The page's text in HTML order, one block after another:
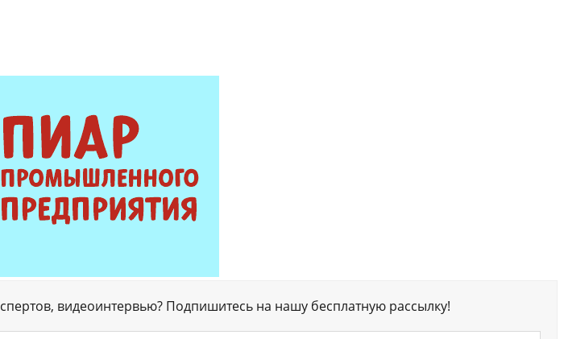
видеоинтервью? Подпишитесь на нашу бесплатную рассылку!